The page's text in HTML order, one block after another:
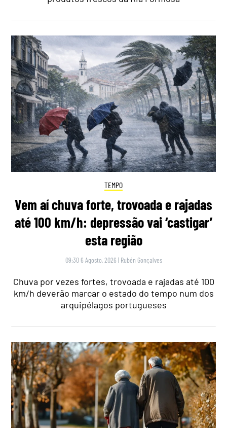
TEMPO
Vem aí chuva forte, trovoada e rajadas
até 100 km/h: depressão vai ‘castigar’
esta região
09:30 6 Agosto, 2026 | Rubén Gonçalves
Chuva por vezes fortes, trovoada e rajadas até 100
km/h deverão marcar o estado do tempo num dos
arquipélagos portugueses